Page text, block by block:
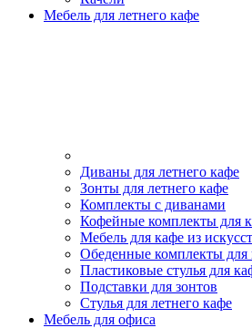
Мебель для летнего кафе
Диваны для летнего кафе
Зонты для летнего кафе
Комплекты с диванами
Кофейные комплекты для
Мебель для кафе из
Обеденные комплекты для
Пластиковые стулья для
Подставки для зонтов
Стулья для летнего кафе
Мебель для офиса